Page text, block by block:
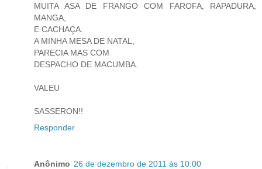
MUITA ASA DE FRANGO COM FAROFA, RAPADURA,
MANGA,
E CACHAÇA.
A MINHA MESA DE NATAL,
PARECIA MAS COM
DESPACHO DE MACUMBA.
VALEU
SASSERON!!
Responder
Anônimo 26 de dezembro de 2011 às 10:00